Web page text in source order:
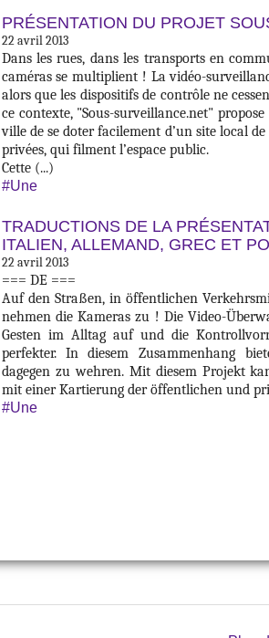
PRÉSENTATION DU PROJET
22 avril 2013
Dans les rues, dans les transports en
caméras se multiplient ! La vidéo-
alors que les dispositifs de contrôle ne
ce contexte, "Sous-surveillance.net"
ville de se doter facilement d’un site local
privées, qui filment l’espace public.
Cette (...)
#Une
TRADUCTIONS DE LA
ITALIEN, ALLEMAND, GREC ET
22 avril 2013
=== DE ===
Auf den Straßen, in öffentlichen
nehmen die Kameras zu ! Die Video-
Gesten im Alltag auf und die
perfekter. In diesem Zusammenhang
dagegen zu wehren. Mit diesem Projekt
mit einer Kartierung der öffentlichen und
#Une